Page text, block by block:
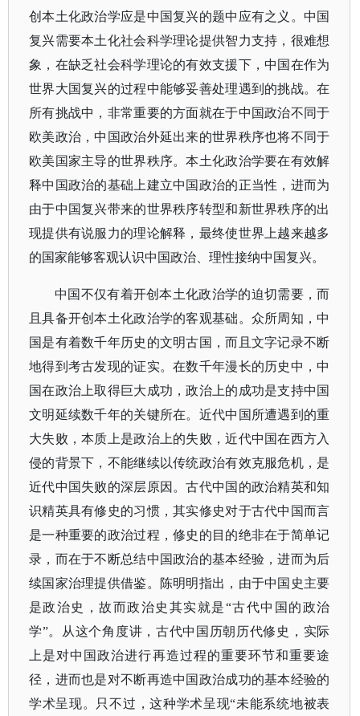
创本土化政治学应是中国复兴的题中应有之义。中国
复兴需要本土化社会科学理论提供智力支持，很难想
象，在缺乏社会科学理论的有效支援下，中国在作为
世界大国复兴的过程中能够妥善处理遇到的挑战。在
所有挑战中，非常重要的方面就在于中国政治不同于
欧美政治，中国政治外延出来的世界秩序也将不同于
欧美国家主导的世界秩序。本土化政治学要在有效解
释中国政治的基础上建立中国政治的正当性，进而为
由于中国复兴带来的世界秩序转型和新世界秩序的出
现提供有说服力的理论解释，最终使世界上越来越多
的国家能够客观认识中国政治、理性接纳中国复兴。
中国不仅有着开创本土化政治学的迫切需要，而
且具备开创本土化政治学的客观基础。众所周知，中
国是有着数千年历史的文明古国，而且文字记录不断
地得到考古发现的证实。在数千年漫长的历史中，中
国在政治上取得巨大成功，政治上的成功是支持中国
文明延续数千年的关键所在。近代中国所遭遇到的重
大失败，本质上是政治上的失败，近代中国在西方入
侵的背景下，不能继续以传统政治有效克服危机，是
近代中国失败的深层原因。古代中国的政治精英和知
识精英具有修史的习惯，其实修史对于古代中国而言
是一种重要的政治过程，修史的目的绝非在于简单记
录，而在于不断总结中国政治的基本经验，进而为后
续国家治理提供借鉴。陈明明指出，由于中国史主要
是政治史，故而政治史其实就是“古代中国的政治
学”。从这个角度讲，古代中国历朝历代修史，实际
上是对中国政治进行再造过程的重要环节和重要途
径，进而也是对不断再造中国政治成功的基本经验的
学术呈现。只不过，这种学术呈现“未能系统地被表